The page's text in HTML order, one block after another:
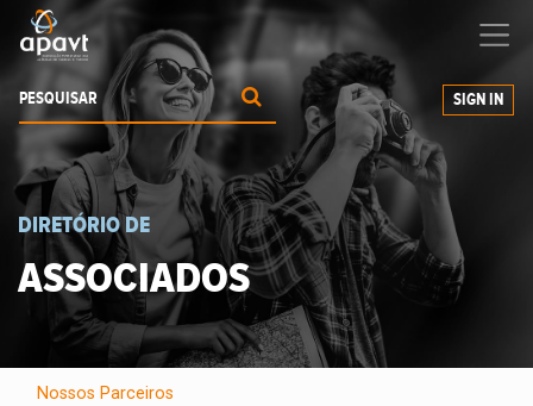
a expandir os seus negócios
SIGN IN
DIRETÓRIO DE
ASSOCIADOS
Nossos Parceiros